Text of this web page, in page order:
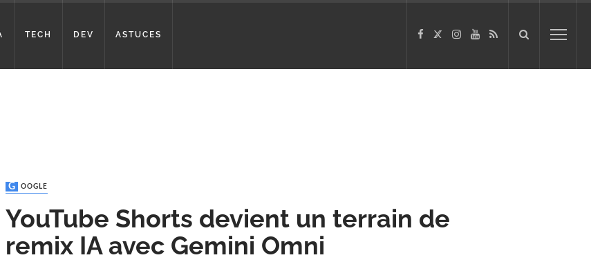
TECH DEV ASTUCES
GOOGLE
YouTube Shorts devient un terrain de
remix IA avec Gemini Omni